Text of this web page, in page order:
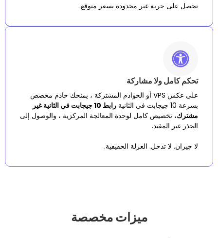
غير محدودة بسعر متوقع.
مشاركة
على عكس VPS أو الخوادم المشتركة ، يمنحك خادم مخصص
رابط 10 جيجابت في الثانية غير
كامل لوحدة المعالجة المركزية ، والوصول إلى
العزلة الحقيقية.
ميزات مخصصة